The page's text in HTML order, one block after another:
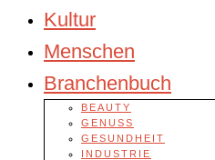
Kultur
Menschen
Branchenbuch
BEAUTY
GENUSS
GESUNDHEIT
INDUSTRIE